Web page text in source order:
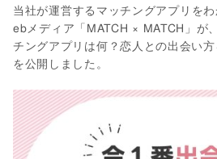
当社が運営するマッチングアプリを
ebメディア「MATCH × MATCH」が
チングアプリは何？恋人との出会い
を公開しました。